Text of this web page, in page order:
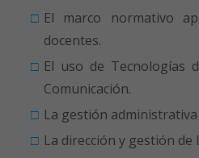
El marco normativo
docentes.
El uso de Tecnologías
Comunicación.
La gestión administrativa
La dirección y gestión